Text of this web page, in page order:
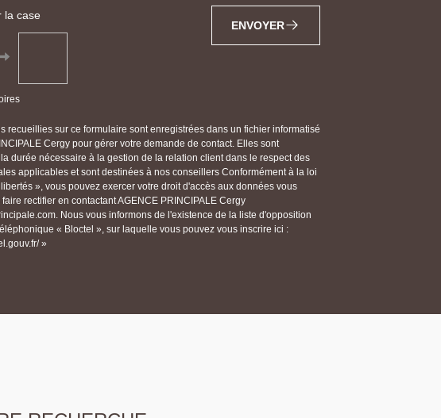
la case
ENVOYER
recueillies sur ce formulaire sont enregistrées dans un fichier informatisé
Cergy pour gérer votre demande de contact. Elles sont
durée nécessaire à la gestion de la relation client dans le respect des
applicables et sont destinées à nos conseillers Conformément à la loi
», vous pouvez exercer votre droit d'accès aux données vous
rectifier en contactant AGENCE PRINCIPALE Cergy
Nous vous informons de l'existence de la liste d'opposition
« Bloctel », sur laquelle vous pouvez vous inscrire ici :
»